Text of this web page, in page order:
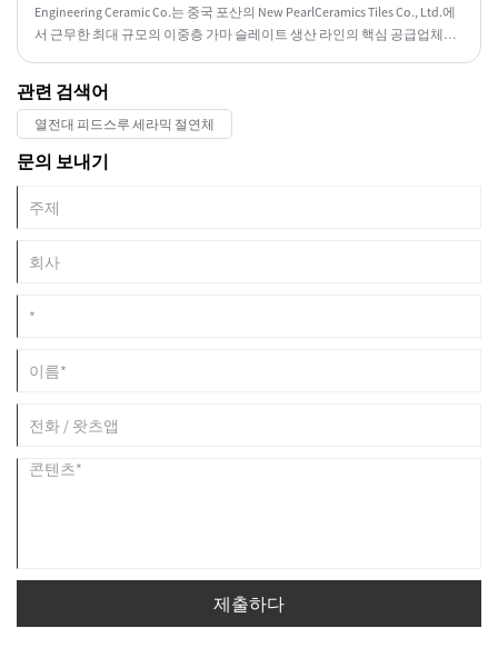
는 업그레이드가 되었습니다.
Engineering Ceramic Co.는 중국 포산의 New PearlCeramics Tiles Co., Ltd.에
서 근무한 최대 규모의 이중층 가마 슬레이트 생산 라인의 핵심 공급업체입
관련 검색어
열전대 피드스루 세라믹 절연체
문의 보내기
제출하다